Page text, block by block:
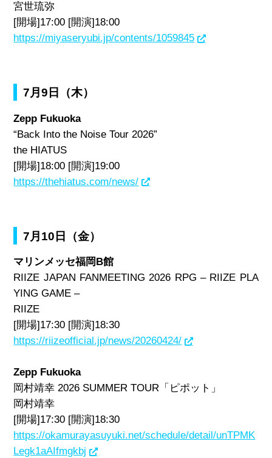
宮世琉弥
[開場]17:00 [開演]18:00
https://miyaseryubi.jp/contents/1059845
7月9日（木）
Zepp Fukuoka
“Back Into the Noise Tour 2026”
the HIATUS
[開場]18:00 [開演]19:00
https://thehiatus.com/news/
7月10日（金）
マリンメッセ福岡B館
RIIZE JAPAN FANMEETING 2026 RPG – RIIZE PLA
YING GAME –
RIIZE
[開場]17:30 [開演]18:30
https://riizeofficial.jp/news/20260424/
Zepp Fukuoka
岡村靖幸 2026 SUMMER TOUR「ピポット」
岡村靖幸
[開場]17:30 [開演]18:30
https://okamurayasuyuki.net/schedule/detail/unTPMK
Legk1aAIfmgkbj